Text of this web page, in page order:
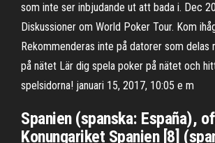
som inte ser inbjudande ut att bada i. Dec
Diskussioner om World Poker Tour. Kom
Rekommenderas inte på datorer som delas
på nätet Lär dig spela poker på nätet och
spelsidorna! januari 15, 2017, 10:05 e m
Spanien (spanska: España),
Konungariket Spanien [8]